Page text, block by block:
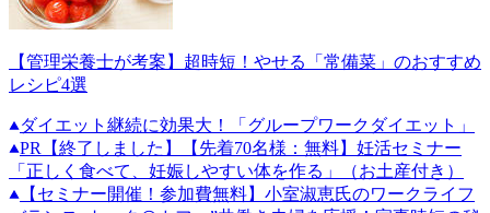
【管理栄養士が考案】超時短！やせる「常備菜」のおすすめ
レシピ4選
ダイエット継続に効果大！「グループワークダイエット」
PR
【終了しました】【先着70名様：無料】妊活セミナー
「正しく食べて、妊娠しやすい体を作る」（お土産付き）
【セミナー開催！参加費無料】小室淑恵氏のワークライフ